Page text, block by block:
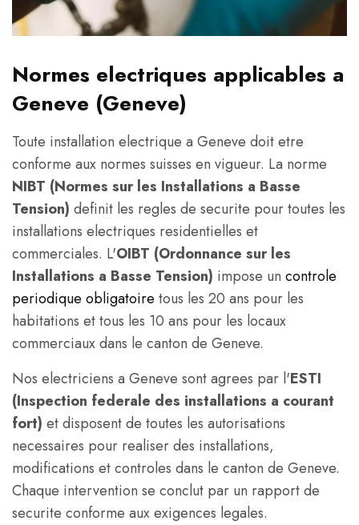
Normes electriques applicables a
Geneve (Geneve)
Toute installation electrique a Geneve doit etre
conforme aux normes suisses en vigueur. La norme
NIBT (Normes sur les Installations a Basse
Tension) definit les regles de securite pour toutes les
installations electriques residentielles et
commerciales. L'OIBT (Ordonnance sur les
Installations a Basse Tension) impose un controle
periodique obligatoire tous les 20 ans pour les
habitations et tous les 10 ans pour les locaux
commerciaux dans le canton de Geneve.
Nos electriciens a Geneve sont agrees par l'ESTI
(Inspection federale des installations a courant
fort) et disposent de toutes les autorisations
necessaires pour realiser des installations,
modifications et controles dans le canton de Geneve.
Chaque intervention se conclut par un rapport de
securite conforme aux exigences legales.